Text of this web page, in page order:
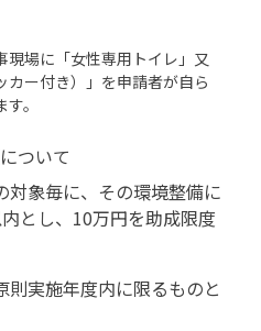
現場に「女性専用トイレ」又
カー付き）」を申請者が自ら
。
ついて
対象毎に、その環境整備に
とし、10万円を助成限度
実施年度内に限るものと